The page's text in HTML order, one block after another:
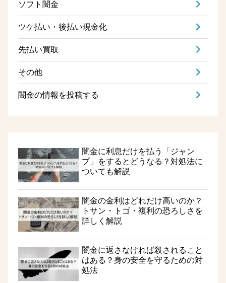
ソフト闇金
ツケ払い・後払い現金化
先払い買取
その他
闇金の情報を投稿する
闇金に利息だけを払う「ジャン
プ」をするとどうなる？対処法に
ついても解説
闇金の金利はどれだけ高いのか？
トサン・トゴ・複利の恐ろしさを
詳しく解説
闇金に返さなければ殺されること
はある？身の安全を守るための対
処法